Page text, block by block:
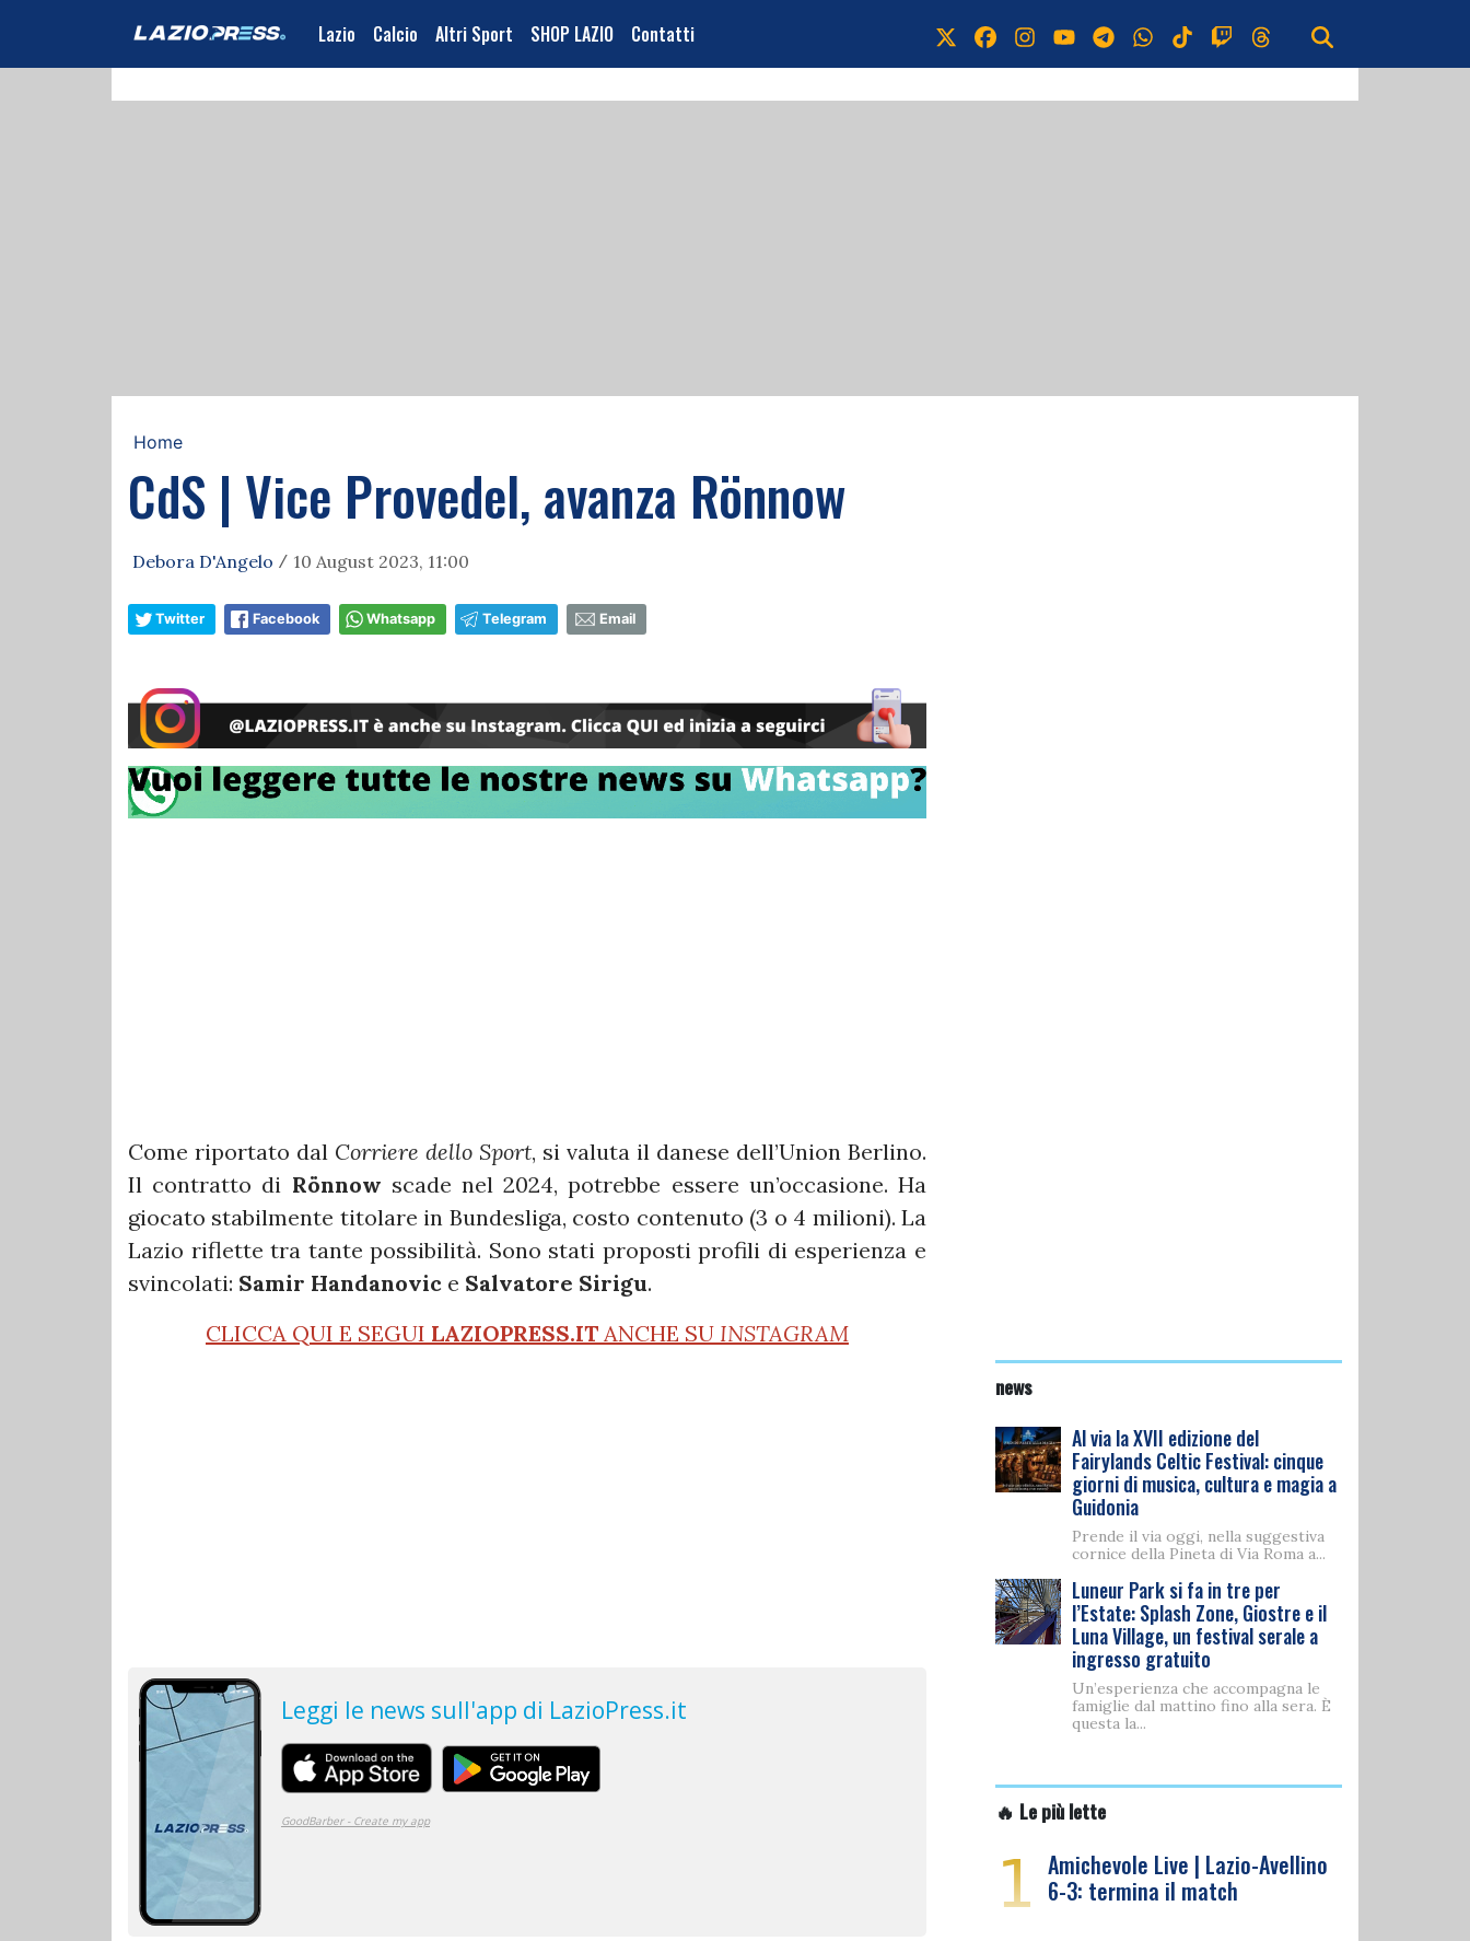
Lazio Calcio Altri Sport SHOP LAZIO Contatti
Home
CdS | Vice Provedel, avanza Rönnow
Debora D'Angelo / 10 August 2023, 11:00
Twitter Facebook Whatsapp Telegram Email
Come riportato dal Corriere dello Sport, si valuta il danese dell’Union Berlino.
Il contratto di Rönnow scade nel 2024, potrebbe essere un’occasione. Ha
giocato stabilmente titolare in Bundesliga, costo contenuto (3 o 4 milioni). La
Lazio riflette tra tante possibilità. Sono stati proposti profili di esperienza e
svincolati: Samir Handanovic e Salvatore Sirigu.
CLICCA QUI E SEGUI LAZIOPRESS.IT ANCHE SU INSTAGRAM
news
Al via la XVII edizione del
Fairylands Celtic Festival: cinque
giorni di musica, cultura e magia a
Guidonia
Prende il via oggi, nella suggestiva
cornice della Pineta di Via Roma a...
Luneur Park si fa in tre per
l’Estate: Splash Zone, Giostre e il
Luna Village, un festival serale a
ingresso gratuito
Un’esperienza che accompagna le
famiglie dal mattino fino alla sera. È
questa la...
🔥 Le più lette
1 Amichevole Live | Lazio-Avellino
6-3: termina il match